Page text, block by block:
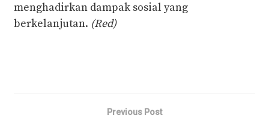
menghadirkan dampak sosial yang
berkelanjutan. (Red)
Previous Post